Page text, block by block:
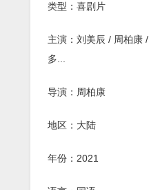
类型：喜剧片
主演：刘美辰 / 周柏康
多...
导演：周柏康
地区：大陆
年份：2021